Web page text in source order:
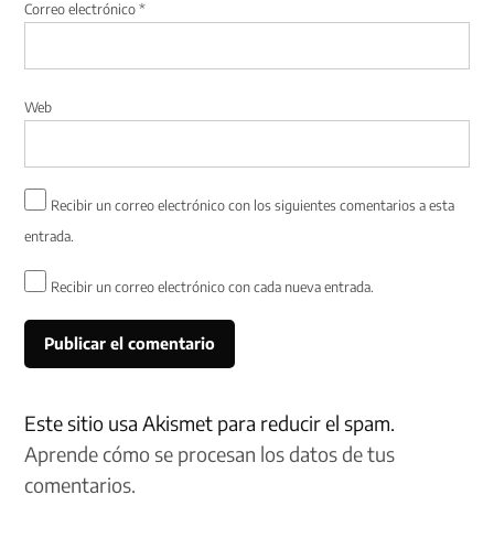
Correo electrónico*
Web
Recibir un correo electrónico con los siguientes comentarios a esta
entrada.
Recibir un correo electrónico con cada nueva entrada.
Este sitio usa Akismet para reducir el spam.
Aprende cómo se procesan los datos de tus
comentarios.